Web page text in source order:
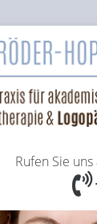
Rufen Sie